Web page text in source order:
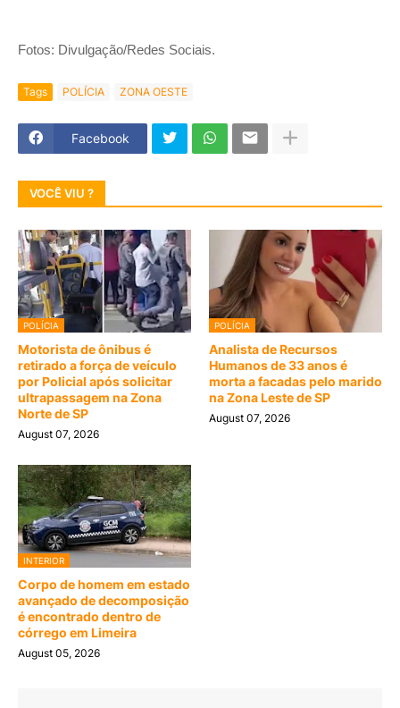
Fotos: Divulgação/Redes Sociais.
Tags POLÍCIA ZONA OESTE
Facebook
VOCÊ VIU ?
POLÍCIA
Motorista de ônibus é
retirado a força de veículo
por Policial após solicitar
ultrapassagem na Zona
Norte de SP
August 07, 2026
POLÍCIA
Analista de Recursos
Humanos de 33 anos é
morta a facadas pelo marido
na Zona Leste de SP
August 07, 2026
INTERIOR
Corpo de homem em estado
avançado de decomposição
é encontrado dentro de
córrego em Limeira
August 05, 2026